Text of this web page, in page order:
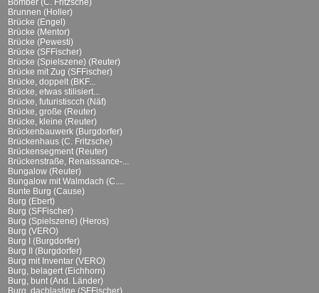
Bomber (C. Fritzsche)
Brunnen (Holler)
Brücke (Engel)
Brücke (Mentor)
Brücke (Pewesti)
Brücke (SFFischer)
Brücke (Spielszene) (Reuter)
Brücke mit Zug (SFFischer)
Brücke, doppelt (BKF...
Brücke, etwas stilisiert...
Brücke, futuristiscch (Näf)
Brücke, große (Reuter)
Brücke, kleine (Reuter)
Brückenbauwerk (Burgdorfer)
Brückenhaus (C. Fritzsche)
Brückensegment (Reuter)
Brückenstraße, Renaissance-...
Bungalow (Reuter)
Bungalow mit Walmdach (C....
Bunte Burg (Cause)
Burg (Ebert)
Burg (SFFischer)
Burg (Spielszene) (Heros)
Burg (VERO)
Burg I (Burgdorfer)
Burg II (Burgdorfer)
Burg mit Inventar (VERO)
Burg, belagert (Eichhorn)
Burg, bunt (And. Länder)
Burg, dachlastige (SFFischer)